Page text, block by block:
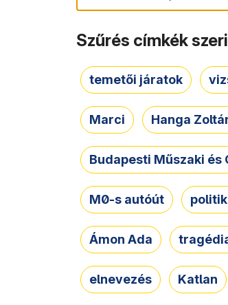
Szűrés címkék
temetői járatok
Marci Hanga
Budapesti Műszaki
M0-s autóút
Ámon Ada
elnevezés Katlan